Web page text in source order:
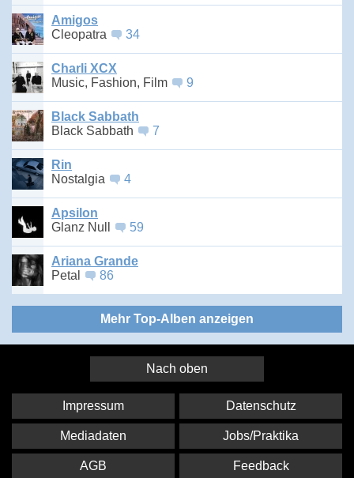
Amigos
Cleopatra
34
Charli XCX
Music, Fashion, Film
9
Black Sabbath
Black Sabbath
7
Rin
Nostalgia
4
Apsilon
Glanz Null
59
Ariana Grande
Petal
86
Mehr Top-Alben anzeigen
Nach oben
Impressum Datenschutz
Mediadaten Jobs/Praktika
AGB Feedback